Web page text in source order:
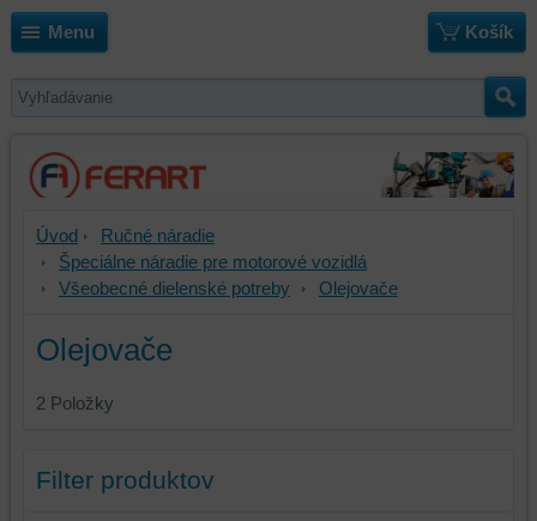
Menu Košík
Úvod
Ručné náradie
Špeciálne náradie pre motorové vozidlá
Všeobecné dielenské potreby
Olejovače
Olejovače
2 Položky
Filter produktov